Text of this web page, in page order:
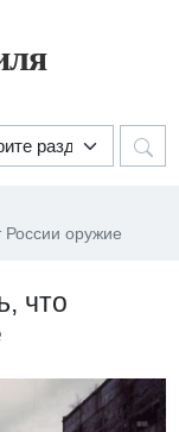
России оружие
что